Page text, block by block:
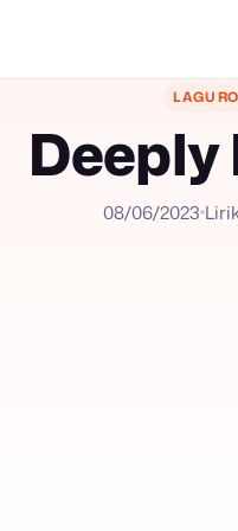
LAGU
Deeply
08/06/2023